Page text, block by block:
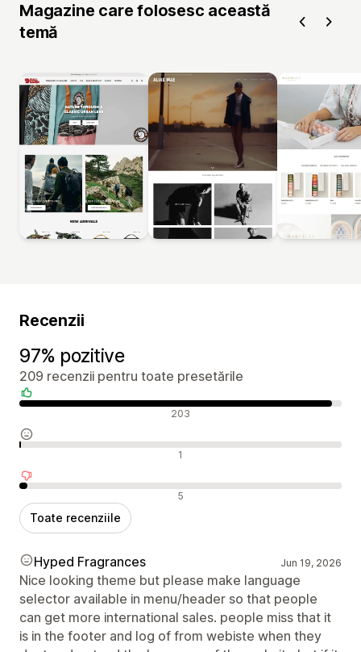
Magazine care folosesc această
temă
Recenzii
97% pozitive
209 recenzii pentru toate presetările
Recenzii pozitive 203
Recenzii neutre 1
Recenzii negative 5
Toate recenziile
Hyped Fragrances Jun 19, 2026
Nice looking theme but please make language
selector available in menu/header so that people
can get more international sales. people miss that it
is in the footer and log of from webiste when they